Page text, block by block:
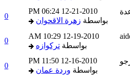
12-21-2010
06:24 PM
بواسطة زهرة الاقحوان
0
12-19-2010
10:29 AM
بواسطة تركوازه
0
12-16-2010
11:50 PM
بواسطة وردة عمان
0